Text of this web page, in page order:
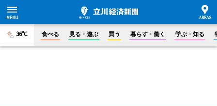
36°C 食べる 見る・遊ぶ 買う 暮らす・働く 学ぶ・知る